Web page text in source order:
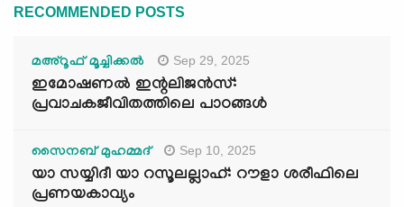
RECOMMENDED POSTS
മഅ്റൂഫ് മൂച്ചിക്കല്‍ Sep 29, 2025
ഇമോഷണൽ ഇന്റലിജൻസ്:
പ്രവാചകജീവിതത്തിലെ പാഠങ്ങൾ
സൈനബ് മുഹമ്മദ് Sep 10, 2025
യാ സയ്യിദീ യാ റസൂലല്ലാഹ്: റൗളാ ശരീഫിലെ
പ്രണയകാവ്യം